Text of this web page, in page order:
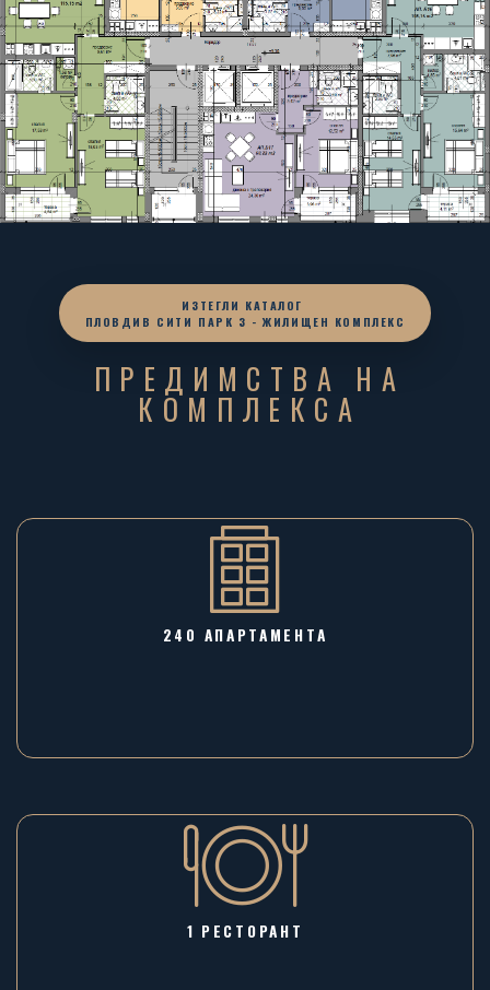
ИЗТЕГЛИ КАТАЛОГ
ПЛОВДИВ СИТИ ПАРК 3 - ЖИЛИЩЕН КОМПЛЕКС
ПРЕДИМСТВА НА
КОМПЛЕКСА
240 АПАРТАМЕНТА
1 РЕСТОРАНТ